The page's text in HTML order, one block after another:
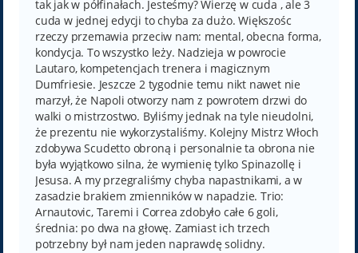
tak jak w półfinałach. Jesteśmy? Wierzę w cuda , ale 3
cuda w jednej edycji to chyba za dużo. Większośc
rzeczy przemawia przeciw nam: mental, obecna forma,
kondycja. To wszystko leży. Nadzieja w powrocie
Lautaro, kompetencjach trenera i magicznym
Dumfriesie. Jeszcze 2 tygodnie temu nikt nawet nie
marzył, że Napoli otworzy nam z powrotem drzwi do
walki o mistrzostwo. Byliśmy jednak na tyle nieudolni,
że prezentu nie wykorzystaliśmy. Kolejny Mistrz Włoch
zdobywa Scudetto obroną i personalnie ta obrona nie
była wyjątkowo silna, że wymienię tylko Spinazollę i
Jesusa. A my przegraliśmy chyba napastnikami, a w
zasadzie brakiem zmienników w napadzie. Trio:
Arnautovic, Taremi i Correa zdobyło całe 6 goli,
średnia: po dwa na głowę. Zamiast ich trzech
potrzebny był nam jeden naprawdę solidny.